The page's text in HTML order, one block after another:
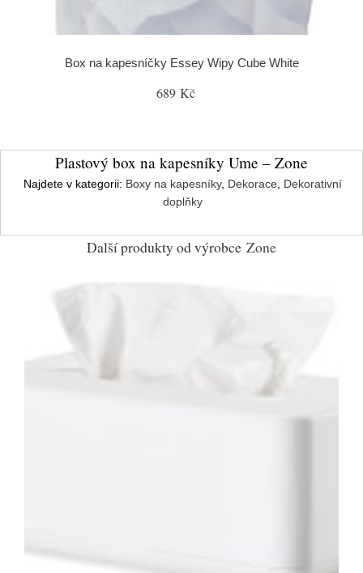
Box na kapesníčky Essey Wipy Cube White
689 Kč
Plastový box na kapesníky Ume – Zone
Najdete v kategorii: Boxy na kapesníky, Dekorace, Dekorativní
doplňky
Další produkty od výrobce Zone